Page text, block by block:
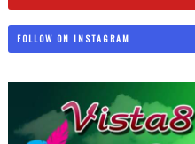
FOLLOW ON INSTAGRAM